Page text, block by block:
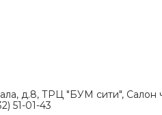
д.8, ТРЦ "БУМ сити", Салон
51-01-43